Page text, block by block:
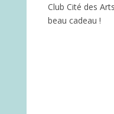
Club Cité des
beau cadeau !